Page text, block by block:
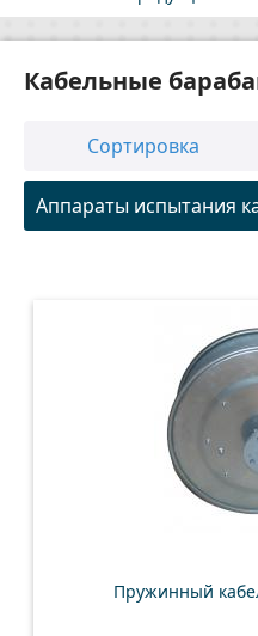
Кабельные
Сортировка
Аппараты испытания
Пружинный